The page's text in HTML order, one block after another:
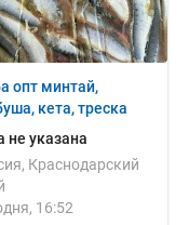
опт минтай,
кета, треска
не указана
Краснодарский
16:52